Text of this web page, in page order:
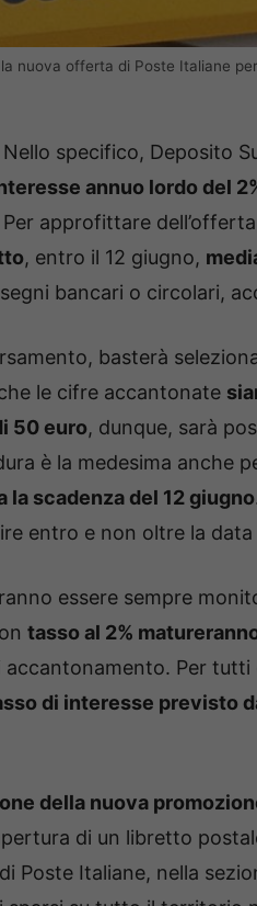
nuova offerta di Poste Italiane
specifico, Deposito
annuo lordo del
approfittare
, entro il 12 giugno,
bancari o circolari,
basterà
le cifre accantonate
50 euro, dunque, sarà
è la medesima anche
la scadenza del 12 giugno
entro e non oltre la
essere sempre
tasso al 2%
Per
di interesse previsto
della nuova
di un libretto
Poste Italiane, nella